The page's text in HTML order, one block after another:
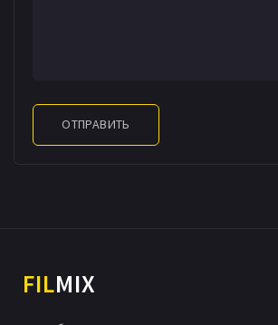
ОТПРАВИТЬ
FILMIX